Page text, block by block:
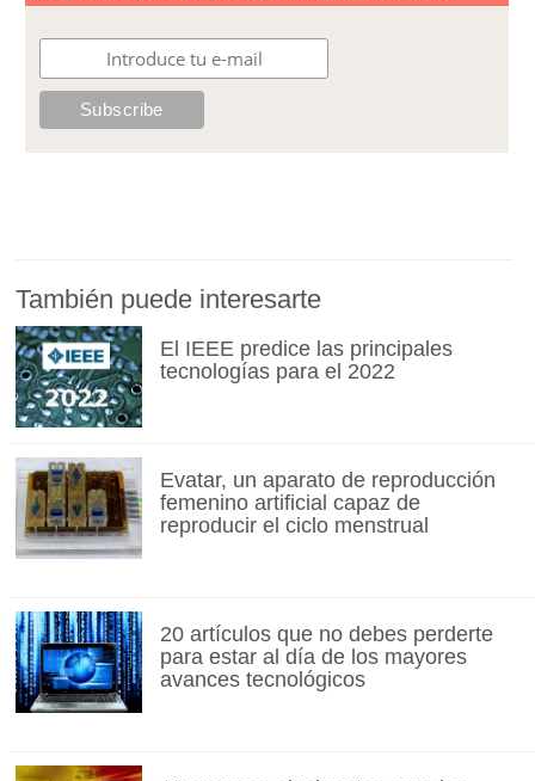
También puede interesarte
El IEEE predice las principales
tecnologías para el 2022
Evatar, un aparato de reproducción
femenino artificial capaz de
reproducir el ciclo menstrual
20 artículos que no debes perderte
para estar al día de los mayores
avances tecnológicos